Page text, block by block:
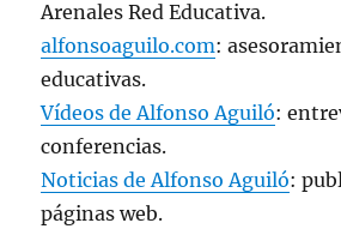
Arenales Red Educativa.
alfonsoaguilo.com:
educativas.
Vídeos de Alfonso Aguiló:
conferencias.
Noticias de Alfonso Aguiló:
páginas web.